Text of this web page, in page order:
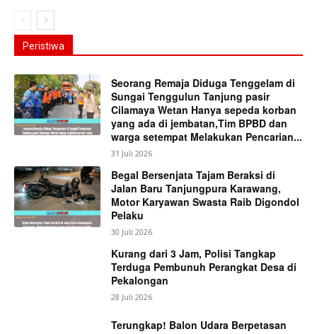
Peristiwa
Seorang Remaja Diduga Tenggelam di
Sungai Tenggulun Tanjung pasir
Cilamaya Wetan Hanya sepeda korban
yang ada di jembatan,Tim BPBD dan
warga setempat Melakukan Pencarian...
31 Juli 2026
Begal Bersenjata Tajam Beraksi di
Jalan Baru Tanjungpura Karawang,
Motor Karyawan Swasta Raib Digondol
Pelaku
30 Juli 2026
Kurang dari 3 Jam, Polisi Tangkap
Terduga Pembunuh Perangkat Desa di
Pekalongan
28 Juli 2026
Terungkap! Balon Udara Berpetasan